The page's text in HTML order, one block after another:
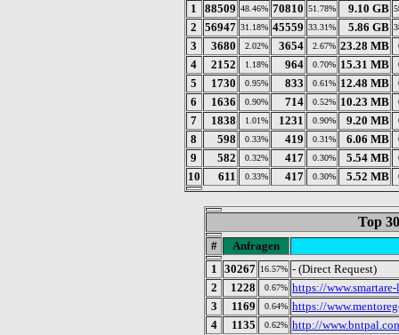
1
88509 48.46% 70810 51.78% 9.10 GB
2 56947 31.18% 45559 33.31% 5.86 GB
3 3680 2.02% 3654 2.67% 23.28 MB
4 2152 1.18% 964 0.70% 15.31 MB
5 1730 0.95% 833 0.61% 12.48 MB
6 1636 0.90% 714 0.52% 10.23 MB
7 1838 1.01% 1231 0.90% 9.20 MB
8 598 0.33% 419 0.31% 6.06 MB
9 582 0.32% 417 0.30% 5.54 MB
10 611 0.33% 417 0.30% 5.52 MB
Top
#
Anfragen
1
30267 16.57% - (Direct Request)
2
1228 0.67% https://
3
1169 0.64% https://
4
1135 0.62% http://